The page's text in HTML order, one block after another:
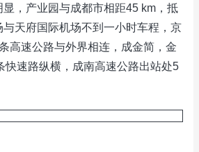
产业园与成都市相距45 km，抵
天府国际机场不到一小时车程，京
高速公路与外界相连，成金简，金
快速路纵横，成南高速公路出站处5